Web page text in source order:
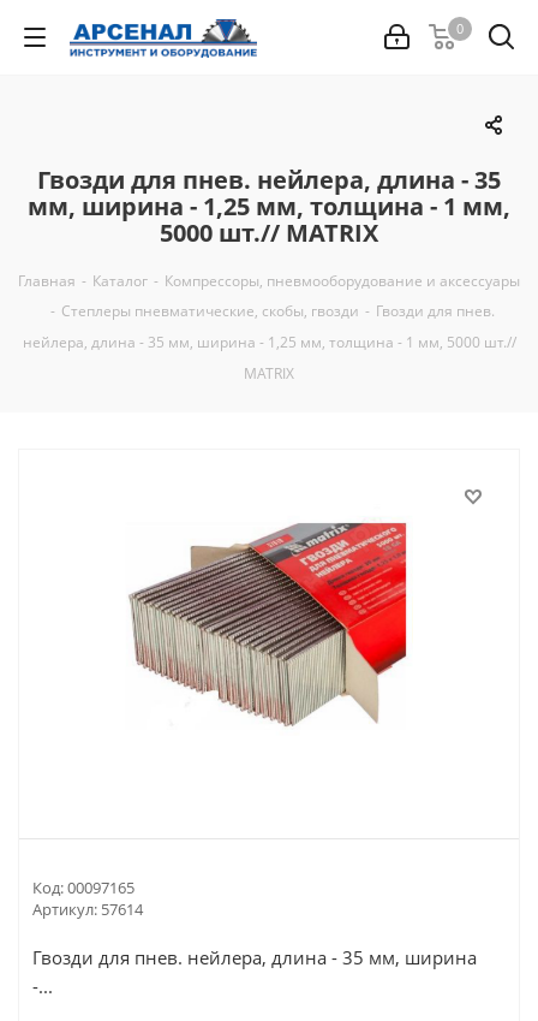
0
Гвозди для пнев. нейлера, длина - 35
мм, ширина - 1,25 мм, толщина - 1 мм,
5000 шт.// MATRIX
Главная - Каталог - Компрессоры, пневмооборудование и аксессуары
- Степлеры пневматические, скобы, гвозди - Гвозди для пнев.
нейлера, длина - 35 мм, ширина - 1,25 мм, толщина - 1 мм, 5000 шт.//
MATRIX
Код:00097165
Артикул: 57614
Гвозди для пнев. нейлера, длина - 35 мм, ширина
-...